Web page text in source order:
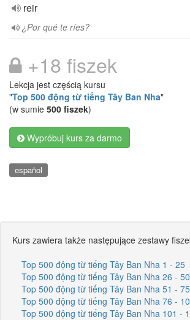
reir
¿Por qué te ríes?
+18 fiszek
Lekcja jest częścią kursu
"Top 500 động từ tiếng Tây Ban Nha"
(w sumie 500 fiszek)
Wypróbuj kurs za darmo
español
Kurs zawiera także następujące zestawy
Top 500 động từ tiếng Tây Ban Nha 1 - 25
Top 500 động từ tiếng Tây Ban Nha 26 - 50
Top 500 động từ tiếng Tây Ban Nha 51 - 75
Top 500 động từ tiếng Tây Ban Nha 76 -
Top 500 động từ tiếng Tây Ban Nha 101 -